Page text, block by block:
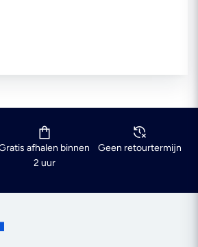
afhalen binnen
2 uur
Geen retourtermijn